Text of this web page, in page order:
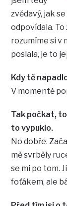
zvědavý, jak
odpovídala.
rozumíme si v
poslala, je to
Kdy tě
V momentě
Tak počkat,
to vypuklo.
No dobře.
mě svrběly
se mi po tom.
foťákem, ale